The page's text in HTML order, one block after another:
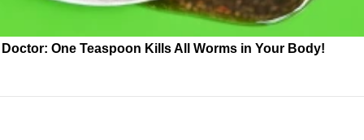
Doctor: One Teaspoon Kills All Worms in Your Body!